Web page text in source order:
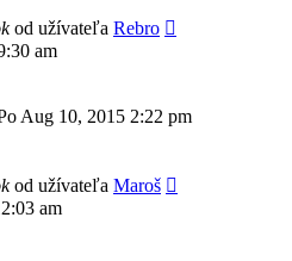
od užívateľa Rebro
am
Aug 10, 2015 2:22 pm
od užívateľa Maroš
am